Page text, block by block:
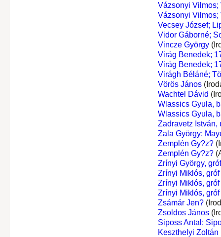
Vázsonyi Vilmos;
Vázsonyi Vilmos;
Vecsey József;
Vidor Gáborné;
Vincze György
Virág Benedek;
Virág Benedek;
Virágh Béláné;
Vörös János
Wachtel Dávid
Wlassics Gyula,
Wlassics Gyula,
Zadravetz István,
Zala György;
Zemplén Gy?z?
Zemplén Gy?z?
Zrínyi György, gróf
Zrínyi Miklós, gróf
Zrínyi Miklós, gróf
Zrínyi Miklós, gróf
Zsámár Jen?
Zsoldos János
Siposs Antal;
Keszthelyi Zoltán